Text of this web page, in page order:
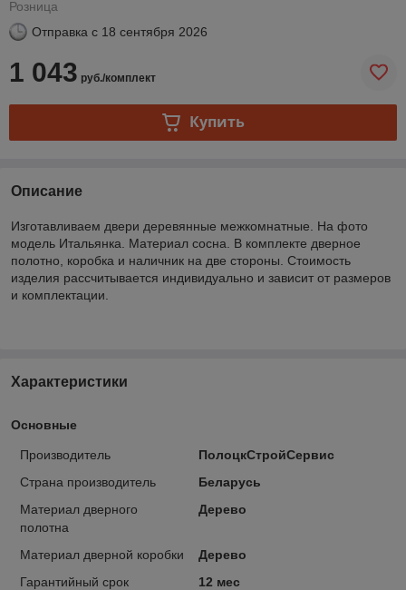
Розница
Отправка с 18 сентября 2026
1 043 руб./комплект
Купить
Описание
Изготавливаем двери деревянные межкомнатные. На фото
модель Итальянка. Материал сосна. В комплекте дверное
полотно, коробка и наличник на две стороны. Стоимость
изделия рассчитывается индивидуально и зависит от размеров
и комплектации.
Характеристики
Основные
Производитель
ПолоцкСтройСервис
Страна производитель
Беларусь
Материал дверного
полотна
Дерево
Материал дверной коробки
Дерево
Гарантийный срок
12 мес